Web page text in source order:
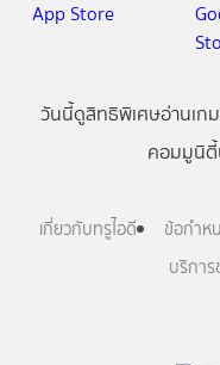
วันนี้ดูสิทธิพิเศษอ่านเกม
คอมมูนิตี้
เกี่ยวกับทรูไอดี ข้อกำห
บริการ